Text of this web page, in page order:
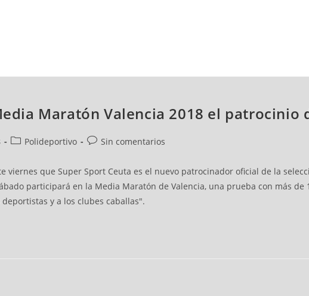
Maratón Valencia 2018 el patrocinio
Polideportivo Sin comentarios
viernes que Super Sport Ceuta es el nuevo patrocinador oficial de la
participará en la Media Maratón de Valencia, una prueba con más
y a los clubes caballas".